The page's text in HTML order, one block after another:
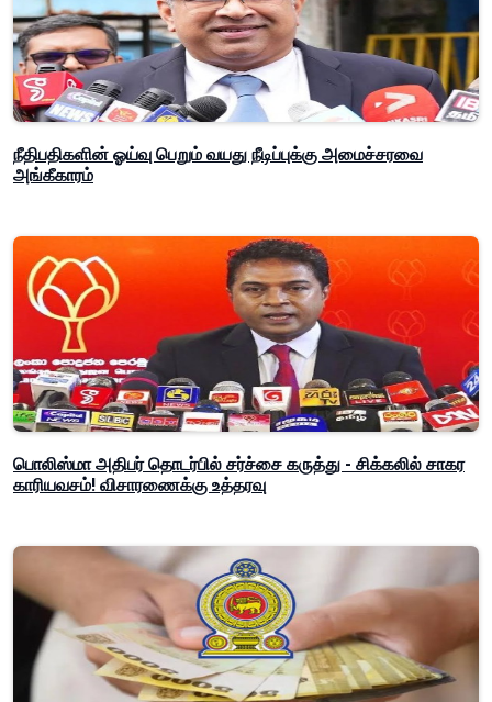
நீதிபதிகளின் ஓய்வு பெறும் வயது நீடிப்புக்கு அமைச்சரவை
அங்கீகாரம்
பொலிஸ்மா அதிபர் தொடர்பில் சர்ச்சை கருத்து - சிக்கலில் சாகர
காரியவசம்! விசாரணைக்கு உத்தரவு